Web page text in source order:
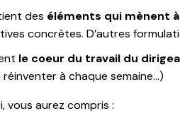
des éléments qui mènent à
concrètes. D’autres
le coeur du travail du
réinventer à chaque semaine…)
vous aurez compris :